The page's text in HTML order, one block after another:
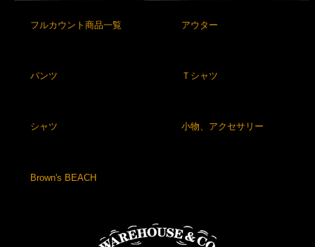
フルカウント商品一覧 アウター
パンツ Ｔシャツ
シャツ 小物、アクセサリー
Brown's BEACH